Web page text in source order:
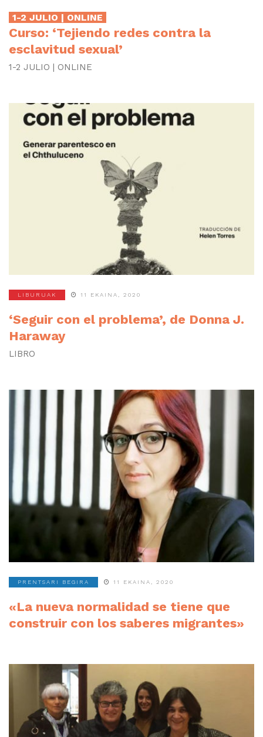
1-2 JULIO | ONLINE
Curso: ‘Tejiendo redes contra la
esclavitud sexual’
1-2 JULIO | ONLINE
LIBURUAK 11 EKAINA, 2020
‘Seguir con el problema’, de Donna J.
Haraway
LIBRO
PRENTSARI BEGIRA 11 EKAINA, 2020
«La nueva normalidad se tiene que
construir con los saberes migrantes»